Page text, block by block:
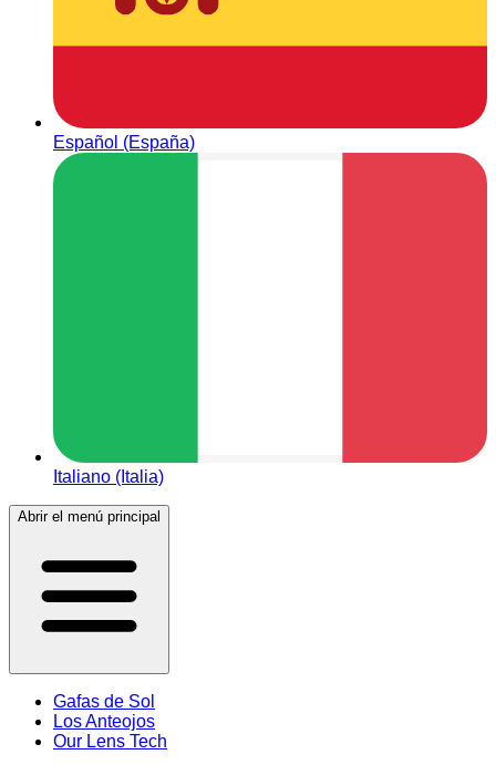
Español (España)
Italiano (Italia)
Abrir el menú principal
Gafas de Sol
Los Anteojos
Our Lens Tech